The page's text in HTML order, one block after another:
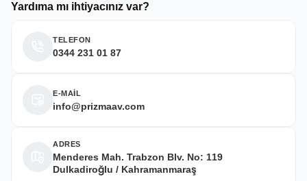
Yardıma mı ihtiyacınız var?
TELEFON
0344 231 01 87
E-MAİL
info@prizmaav.com
ADRES
Menderes Mah. Trabzon Blv. No: 119
Dulkadiroğlu / Kahramanmaraş